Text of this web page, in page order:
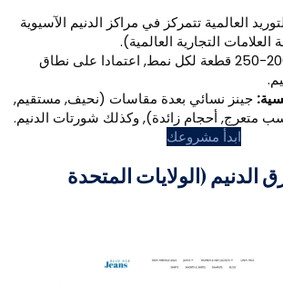
في مراكز الدنيم الآسيوية
العالمية).
قطعة لكل نمط, اعتمادا على نطاق
بعدة مقاسات (نحيف, مستقيم,
المتحدة